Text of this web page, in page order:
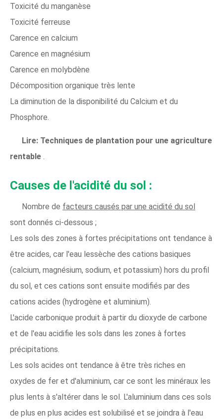
Toxicité du manganèse
Toxicité ferreuse
Carence en calcium
Carence en magnésium
Carence en molybdène
Décomposition organique très lente
La diminution de la disponibilité du Calcium et du
Phosphore.
Lire: Techniques de plantation pour une agriculture
rentable .
Causes de l'acidité du sol :
Nombre de facteurs causés par une acidité du sol
sont donnés ci-dessous ;
Les sols des zones à fortes précipitations ont tendance à
être acides, car l'eau lessèche des cations basiques
(calcium, magnésium, sodium, et potassium) hors du profil
du sol, et ces cations sont ensuite modifiés par des
cations acides (hydrogène et aluminium).
L'acide carbonique produit à partir du dioxyde de carbone
et de l'eau acidifie les sols dans les zones à fortes
précipitations.
Les sols acides ont tendance à être très riches en
oxydes de fer et d'aluminium, car ce sont les minéraux les
plus lents à s'altérer dans le sol. L'aluminium dans ces sols
de plus en plus acides est solubilisé et se joindra à l'eau